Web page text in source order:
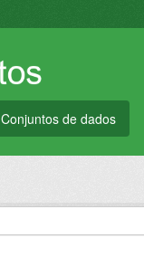
Conjuntos de dados